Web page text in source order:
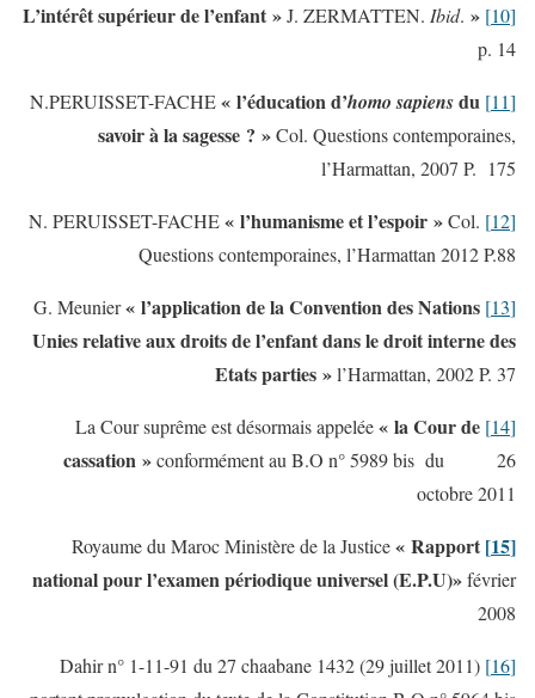
[10]
« L’intérêt supérieur de l’enfant »
J. ZERMATTEN. Ibid.
p. 14
[11]
« l’éducation d’homo sapiensdu
savoir à la sagesse ? »Col. Questions contemporaines,
l’Harmattan, 2007 P. 175
[12]
« l’humanisme et l’espoir »Col.
Questions contemporaines, l’Harmattan 2012 P.88
[13]
« l’application de la Convention des Nations
Unies relative aux droits de l’enfant dans le droit interne des
Etats parties »l’Harmattan, 2002 P. 37
[14]
« la Cour de
cassation »conformément au B.O n° 5989 bis du 26
octobre 2011
[15]
« Rapport
national pour l’examen périodique universel (E.P.U)»février
2008
[16]
Dahir n° 1-11-91 du 27 chaabane 1432 (29 juillet 2011)